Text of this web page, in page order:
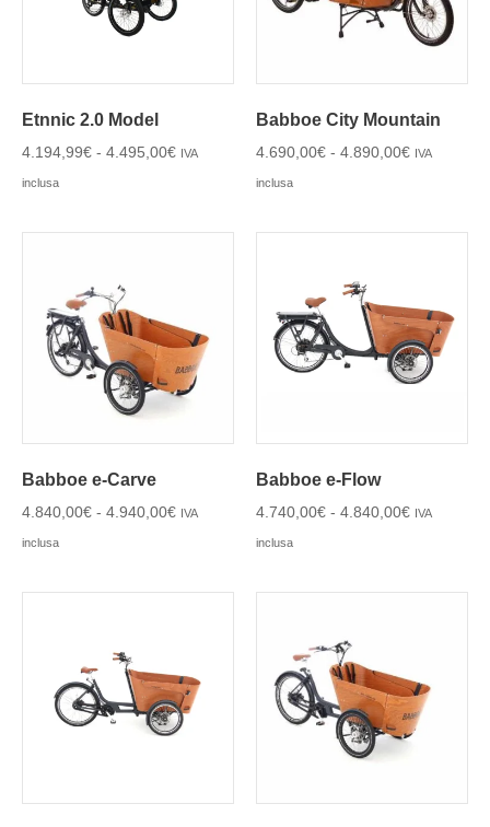
Etnnic 2.0 Model
4.194,99€ - 4.495,00€ IVA
inclusa
Babboe City Mountain
4.690,00€ - 4.890,00€ IVA
inclusa
Babboe e-Carve
4.840,00€ - 4.940,00€ IVA
inclusa
Babboe e-Flow
4.740,00€ - 4.840,00€ IVA
inclusa